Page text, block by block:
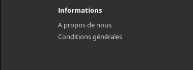
Informations
A propos de nous
Conditions générales